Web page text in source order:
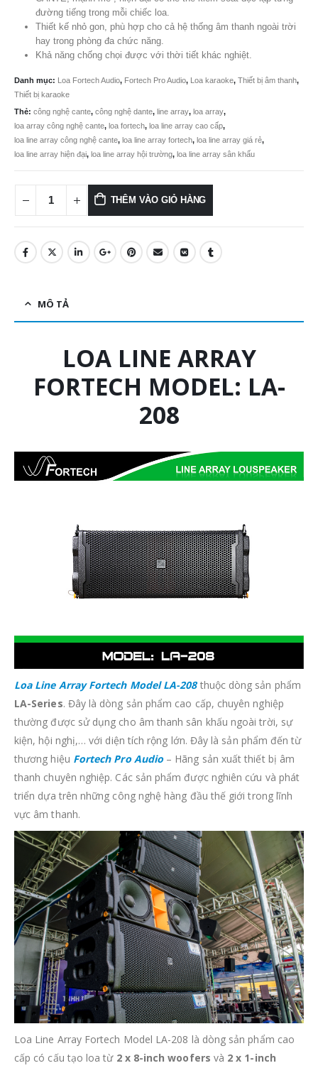
28.990.000 ₫.là:
đường tiếng trong mỗi chiếc loa.
Thiết kế nhỏ gon, phù hợp cho cả hệ thống âm thanh ngoài trời
hay trong phòng đa chức năng.
Khả năng chống chọi được với thời tiết khác nghiệt.
Danh mục: Loa Fortech Audio, Fortech Pro Audio, Loa karaoke, Thiết bị âm thanh,
Thiết bị karaoke
Thẻ: công nghệ cante, công nghệ dante, line array, loa array,
loa array công nghệ cante, loa fortech, loa line array cao cấp,
loa line array công nghệ cante, loa line array fortech, loa line array giá rẻ,
loa line array hiện đại, loa line array hội trường, loa line array sân khấu
THÊM VÀO GIỎ HÀNG
MÔ TẢ
LOA LINE ARRAY
FORTECH MODEL: LA-
208
Loa Line Array Fortech Model LA-208thuộc dòng sản phẩm
LA-Series. Đây là dòng sản phẩm cao cấp, chuyên nghiệp
thường được sử dụng cho âm thanh sân khấu ngoài trời, sự
kiện, hội nghị,… với diện tích rộng lớn. Đây là sản phẩm đến từ
thương hiệu Fortech Pro Audio– Hãng sản xuất thiết bị âm
thanh chuyên nghiệp. Các sản phẩm được nghiên cứu và phát
triển dựa trên những công nghệ hàng đầu thế giới trong lĩnh
vực âm thanh.
Loa Line Array Fortech Model LA-208 là dòng sản phẩm cao
cấp có cấu tạo loa từ 2 x 8-inch woofers và 2 x 1-inch